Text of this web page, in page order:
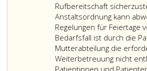
über
drei
oder
Ärzte
für
einschließlich
während
der
Öffnungszeit
für
die
Rufbereitschaft
Anstaltsordnung kann
Regelungen für Feiertage
Bedarfsfall ist durch die
Mutterabteilung die
Weiterbetreuung nicht
Patientinnen und